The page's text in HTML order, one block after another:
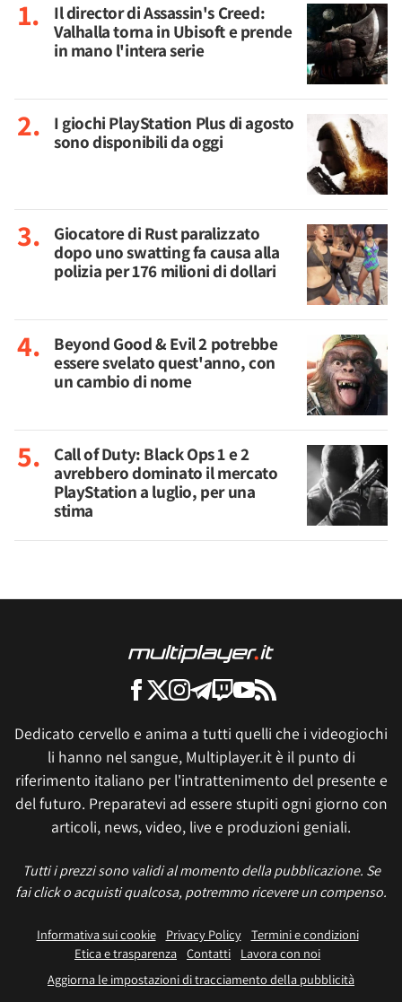
Il director di Assassin's Creed:
Valhalla torna in Ubisoft e prende
in mano l'intera serie
I giochi PlayStation Plus di agosto
sono disponibili da oggi
Giocatore di Rust paralizzato
dopo uno swatting fa causa alla
polizia per 176 milioni di dollari
Beyond Good & Evil 2 potrebbe
essere svelato quest'anno, con
un cambio di nome
Call of Duty: Black Ops 1 e 2
avrebbero dominato il mercato
PlayStation a luglio, per una
stima
Dedicato cervello e anima a tutti quelli che i videogiochi
li hanno nel sangue, Multiplayer.it è il punto di
riferimento italiano per l'intrattenimento del presente e
del futuro. Preparatevi ad essere stupiti ogni giorno con
articoli, news, video, live e produzioni geniali.
Tutti i prezzi sono validi al momento della pubblicazione. Se
fai click o acquisti qualcosa, potremmo ricevere un compenso.
Informativa sui cookie Privacy Policy
Termini e condizioni
Etica e trasparenza Contatti
Lavora con noi
Aggiorna le impostazioni di tracciamento della pubblicità